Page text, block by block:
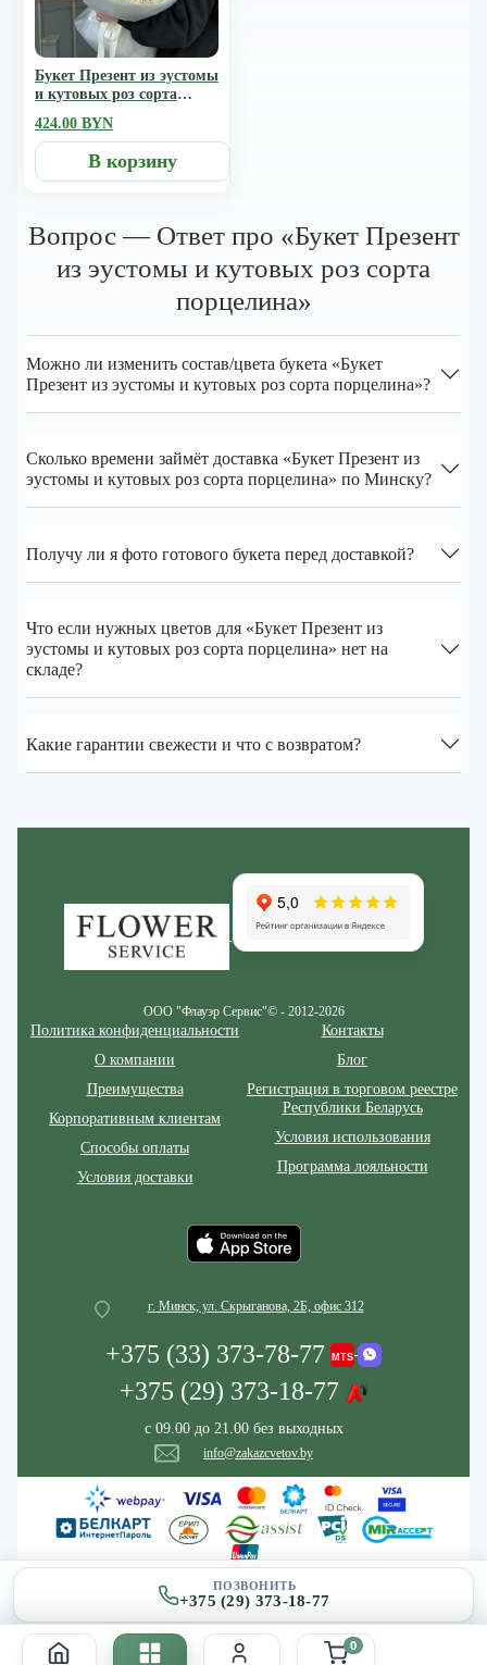
ПОЗВОНИТЬ
+375 (29) 373-18-77
0
Букет Презент из эустомы
и кутовых роз сорта
424.00 BYN
В корзину
Вопрос — Ответ про «Букет Презент
из эустомы и кутовых роз сорта
порцелина»
Можно ли изменить состав/цвета букета «Букет
Презент из эустомы и кутовых роз сорта порцелина»?
Сколько времени займёт доставка «Букет Презент из
эустомы и кутовых роз сорта порцелина» по Минску?
Получу ли я фото готового букета перед доставкой?
Что если нужных цветов для «Букет Презент из
эустомы и кутовых роз сорта порцелина» нет на
складе?
Какие гарантии свежести и что с возвратом?
ООО "Флауэр Сервис"© - 2012-2026
Политика конфиденциальности
О компании
Преимущества
Корпоративным клиентам
Способы оплаты
Условия доставки
Контакты
Блог
Регистрация в торговом реестре
Республики Беларусь
Условия использования
Программа лояльности
г. Минск, ул. Скрыганова, 2Б, офис 312
+375 (33) 373-78-77
+375 (29) 373-18-77
с 09.00 до 21.00 без выходных
info@zakazcvetov.by